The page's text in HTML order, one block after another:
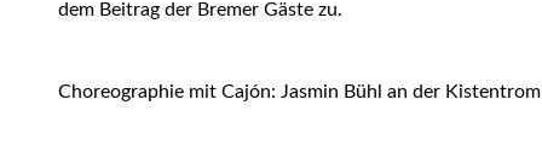
dem Beitrag der Bremer Gäste zu.
Choreographie mit Cajón: Jasmin Bühl an der